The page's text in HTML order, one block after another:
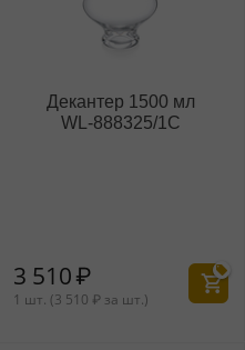
Декантер 1500 мл
WL‑888325/1C
3 510₽
1 шт. (3 510 ₽ за шт.)